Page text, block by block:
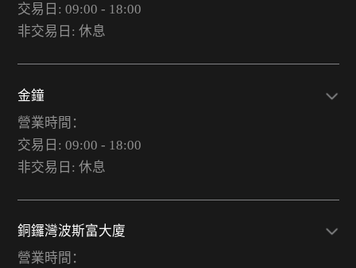
交易日: 09:00 - 18:00
非交易日: 休息
金鐘
營業時間：
交易日: 09:00 - 18:00
非交易日: 休息
銅鑼灣波斯富大廈
營業時間：